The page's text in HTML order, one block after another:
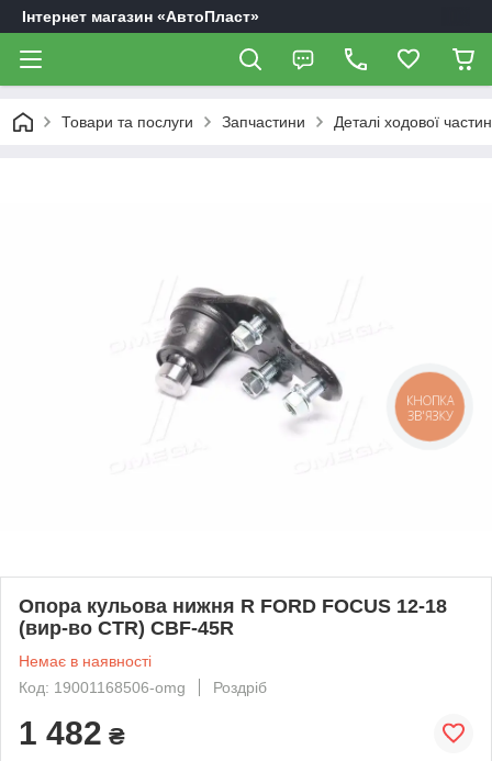
Інтернет магазин «АвтоПласт»
Товари та послуги Запчастини Деталі ходової
Опора кульова нижня R FORD FOCUS 12-18
(вир-во CTR) CBF-45R
Немає в наявності
Код: 19001168506-omg
Роздріб
1 482 ₴
КНОПКА
ЗВ'ЯЗКУ